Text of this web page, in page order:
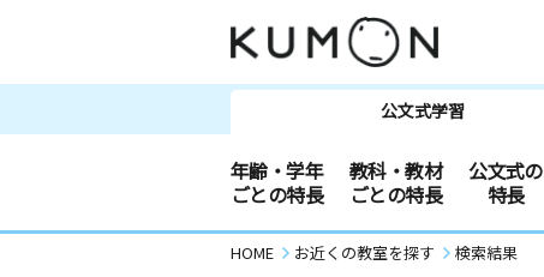
公文式学習
年齢・学年
ごとの特長
教科・教材
ごとの特長
公文式の
特長
HOME お近くの教室を探す 検索結果